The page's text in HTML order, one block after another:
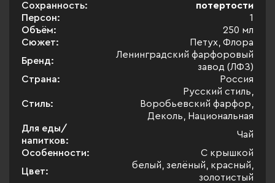
Сохранность:
потертости
Персон:
1
Объём:
250 мл
Сюжет:
Петух, Флора
Бренд:
Ленинградский фарфоровый
завод (ЛФЗ)
Страна:
Россия
Стиль:
Русский стиль,
Воробьевский фарфор,
Деколь, Национальная
Для еды/
напитков:
Чай
Особенности:
С крышкой
Цвет:
белый, зелёный, красный,
золотистый